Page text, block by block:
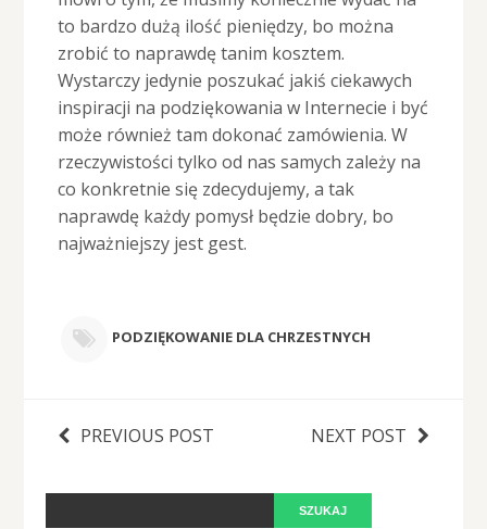
to bardzo dużą ilość pieniędzy, bo można
zrobić to naprawdę tanim kosztem.
Wystarczy jedynie poszukać jakiś ciekawych
inspiracji na podziękowania w Internecie i być
może również tam dokonać zamówienia. W
rzeczywistości tylko od nas samych zależy na
co konkretnie się zdecydujemy, a tak
naprawdę każdy pomysł będzie dobry, bo
najważniejszy jest gest.
PODZIĘKOWANIE DLA CHRZESTNYCH
PREVIOUS POST NEXT POST